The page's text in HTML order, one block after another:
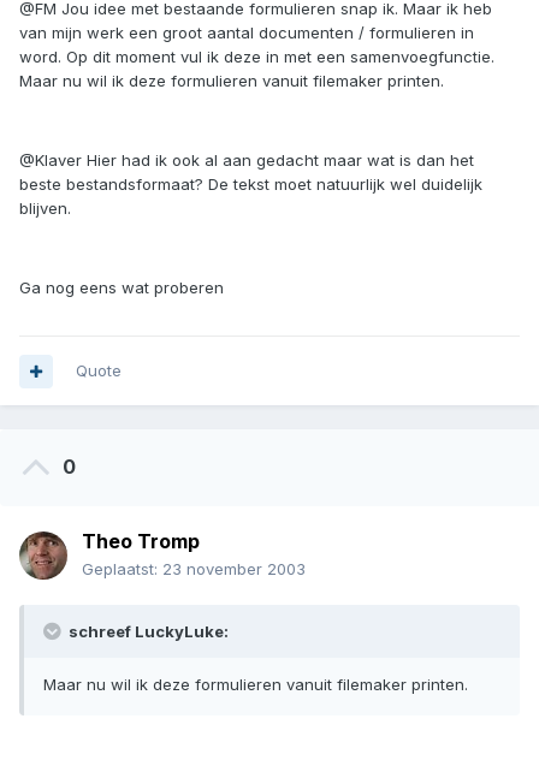
@FM Jou idee met bestaande formulieren snap ik. Maar ik heb
van mijn werk een groot aantal documenten / formulieren in
word. Op dit moment vul ik deze in met een samenvoegfunctie.
Maar nu wil ik deze formulieren vanuit filemaker printen.
@Klaver Hier had ik ook al aan gedacht maar wat is dan het
beste bestandsformaat? De tekst moet natuurlijk wel duidelijk
blijven.
Ga nog eens wat proberen
Quote
0
Theo Tromp
Geplaatst: 23 november 2003
schreef LuckyLuke:
Maar nu wil ik deze formulieren vanuit filemaker printen.